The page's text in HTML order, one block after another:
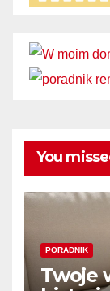
You
PORADNIK
Twoje